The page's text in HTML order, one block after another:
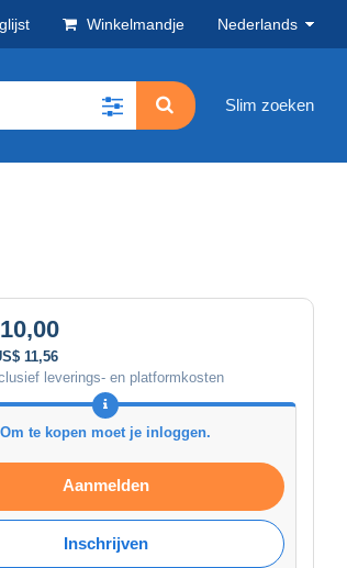
Winkelmandje Nederlands
Slim zoeken
11,56
leverings- en platformkosten
Om te kopen moet je inloggen.
Aanmelden
Inschrijven